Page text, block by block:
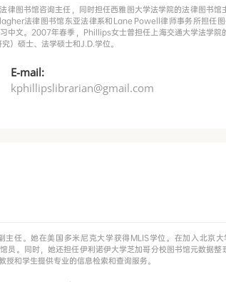
律图书馆咨询主任，同时担任西雅图大学法学院的法律图书
法律图书馆东亚法律系和Lane Powell律师事务所担任
中文。2007年春季，Phillips女士曾担任上海交通大学法学院
）硕士、法学硕士和J.D.学位。
E-mail:
kphillipslibrarian@gmail.com
主任。她在美国多米尼克大学获得MLIS学位。在加入北京
员。同时，她还担任伊利诺伊大学芝加哥分校图书馆元数据
和学生提供专业的信息检索和查询服务。